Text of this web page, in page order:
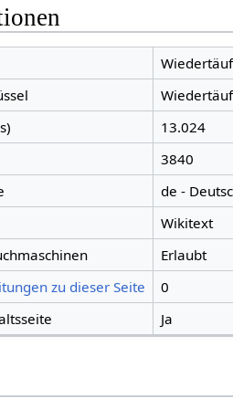
13.024
3840
de -
Wikitext
Erlaubt
zu dieser Seite
0
Ja